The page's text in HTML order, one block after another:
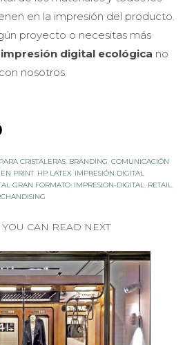
en la impresión del producto.
proyecto o necesitas más
impresión digital ecológica no
con nosotros.
CRISTALERAS BRANDING COMUNICACIÓN
PRINT, HP LATEX IMPRESIÓN DIGITAL
GRAN FORMATO IMPRESION-DIGITAL RETAIL
CAN READ NEXT